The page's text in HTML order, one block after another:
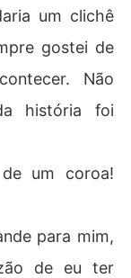
um clichê
gostei de
Não
história foi
um coroa!
para mim,
de eu ter